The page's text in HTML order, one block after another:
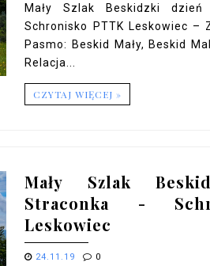
Mały Szlak Beskidzki
Schronisko PTTK Leskowiec –
Pasmo: Beskid Mały, Beskid
Relacja...
CZYTAJ WIĘCEJ »
Mały Szlak
Straconka -
Leskowiec
24.11.19 0